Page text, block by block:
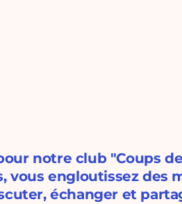
notre club "Coups
vous engloutissez des
échanger et